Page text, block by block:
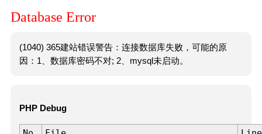
Database Error
(1040) 365建站错误警告：连接数据库失败，可能的原
因：1、数据库密码不对; 2、mysql未启动。
PHP Debug